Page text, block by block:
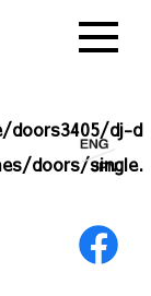
doors3405/dj-d
doors/single.